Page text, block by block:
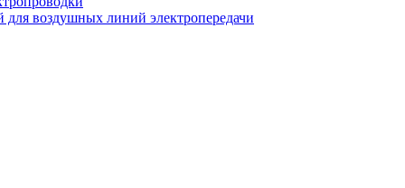
воздушных линий электропередачи